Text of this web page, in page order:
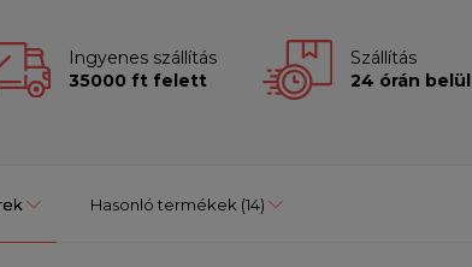
Ingyenes szállítás
35000 ft felett
Szállítás
24 órán belül
Hasonló termékek (14)